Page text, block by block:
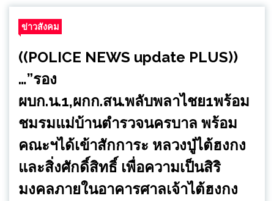
ข่าวสังคม
((POLICE NEWS update PLUS))
…”รอง
ผบก.น.1,ผกก.สน.พลับพลาไชย1พร้อม
ชมรมแม่บ้านตำรวจนครบาล พร้อม
คณะฯได้เข้าสักการะ หลวงปู่ไต้ฮงกง
และสิ่งศักดิ์สิทธิ์ เพื่อความเป็นสิริ
มงคลภายในอาคารศาลเจ้าไต้ฮงกง